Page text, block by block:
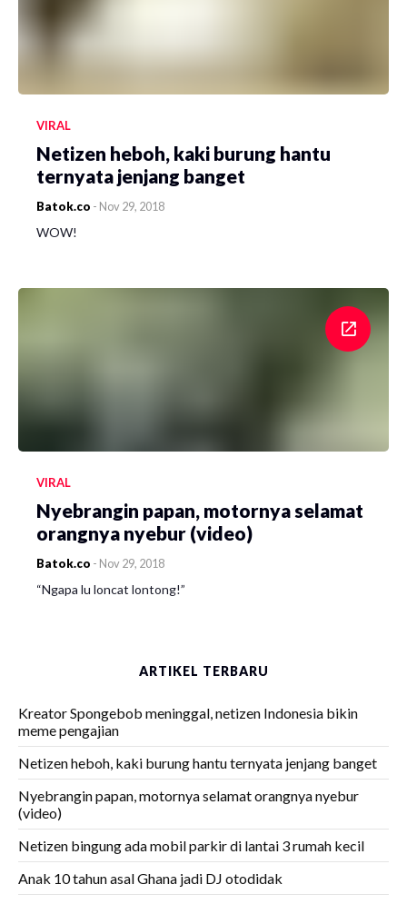
VIRAL
Netizen heboh, kaki burung hantu
ternyata jenjang banget
Batok.co - Nov 29, 2018
WOW!
VIRAL
Nyebrangin papan, motornya selamat
orangnya nyebur (video)
Batok.co - Nov 29, 2018
“Ngapa lu loncat lontong!”
ARTIKEL TERBARU
Kreator Spongebob meninggal, netizen Indonesia bikin
meme pengajian
Netizen heboh, kaki burung hantu ternyata jenjang banget
Nyebrangin papan, motornya selamat orangnya nyebur
(video)
Netizen bingung ada mobil parkir di lantai 3 rumah kecil
Anak 10 tahun asal Ghana jadi DJ otodidak